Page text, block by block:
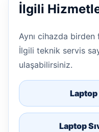
İlgili
Aynı cihazda
İlgili teknik servis
ulaşabilirsiniz.
Laptop